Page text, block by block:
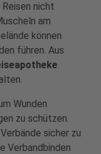
nicht
am
können
führen. Aus
Wunden
zu schützen.
sicher zu
Verbandbinden